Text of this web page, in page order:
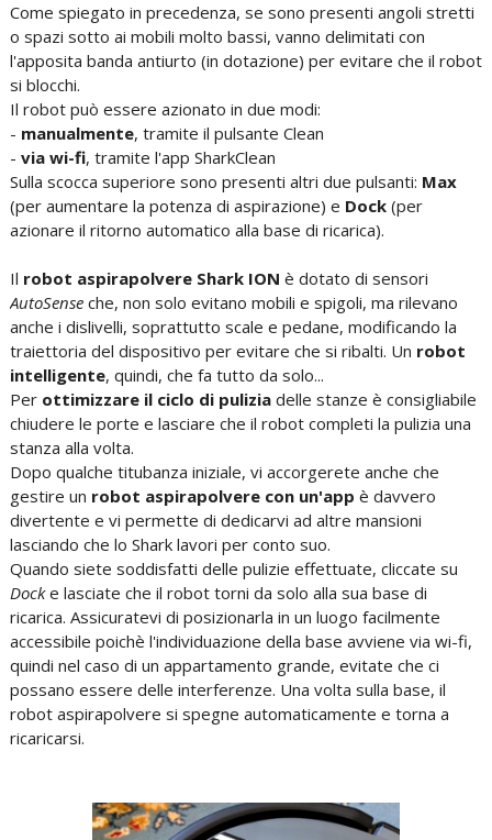
Come spiegato in precedenza, se sono presenti angoli stretti
o spazi sotto ai mobili molto bassi, vanno delimitati con
l'apposita banda antiurto (in dotazione) per evitare che il robot
si blocchi.
Il robot può essere azionato in due modi:
- manualmente, tramite il pulsante Clean
- via wi-fi, tramite l'app SharkClean
Sulla scocca superiore sono presenti altri due pulsanti: Max
(per aumentare la potenza di aspirazione) e Dock (per
azionare il ritorno automatico alla base di ricarica).
Il robot aspirapolvere Shark ION è dotato di sensori
AutoSense che, non solo evitano mobili e spigoli, ma rilevano
anche i dislivelli, soprattutto scale e pedane, modificando la
traiettoria del dispositivo per evitare che si ribalti. Un robot
intelligente, quindi, che fa tutto da solo...
Per ottimizzare il ciclo di puliziadelle stanze è consigliabile
chiudere le porte e lasciare che il robot completi la pulizia una
stanza alla volta.
Dopo qualche titubanza iniziale, vi accorgerete anche che
gestire un robot aspirapolvere con un'app è davvero
divertente e vi permette di dedicarvi ad altre mansioni
lasciando che lo Shark lavori per conto suo.
Quando siete soddisfatti delle pulizie effettuate, cliccate su
Docke lasciate che il robot torni da solo alla sua base di
ricarica. Assicuratevi di posizionarla in un luogo facilmente
accessibile poichè l'individuazione della base avviene via wi-fi,
quindi nel caso di un appartamento grande, evitate che ci
possano essere delle interferenze. Una volta sulla base, il
robot aspirapolvere si spegne automaticamente e torna a
ricaricarsi.